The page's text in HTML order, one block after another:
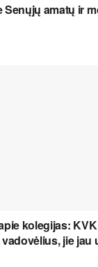
amatų ir
kolegijas:
jie jau